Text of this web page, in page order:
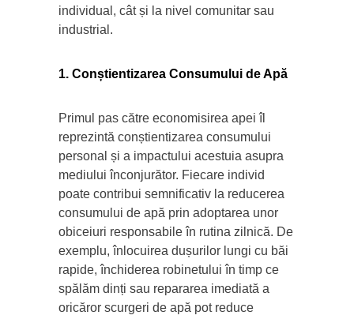
individual, cât și la nivel comunitar sau
industrial.
1. Conștientizarea Consumului de Apă
Primul pas către economisirea apei îl
reprezintă conștientizarea consumului
personal și a impactului acestuia asupra
mediului înconjurător. Fiecare individ
poate contribui semnificativ la reducerea
consumului de apă prin adoptarea unor
obiceiuri responsabile în rutina zilnică. De
exemplu, înlocuirea dușurilor lungi cu băi
rapide, închiderea robinetului în timp ce
spălăm dinți sau repararea imediată a
oricăror scurgeri de apă pot reduce